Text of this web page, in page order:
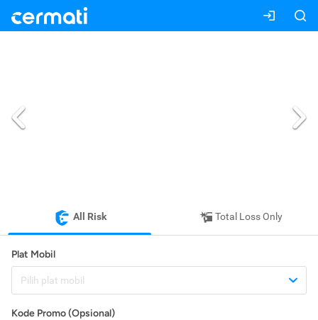
All Risk Total Loss Only
Plat Mobil
Pilih plat mobil
Kode Promo (Opsional)